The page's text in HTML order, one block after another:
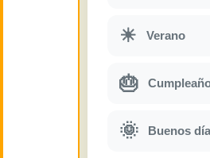
☀ Verano
🎂
🌞 Buenos